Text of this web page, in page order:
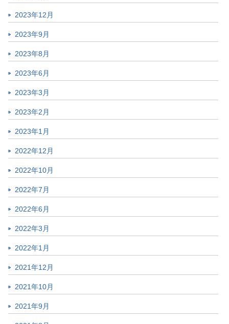
2023年12月
2023年9月
2023年8月
2023年6月
2023年3月
2023年2月
2023年1月
2022年12月
2022年10月
2022年7月
2022年6月
2022年3月
2022年1月
2021年12月
2021年10月
2021年9月